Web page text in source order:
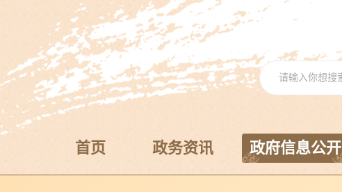
首页 政务资讯 政府信息公开